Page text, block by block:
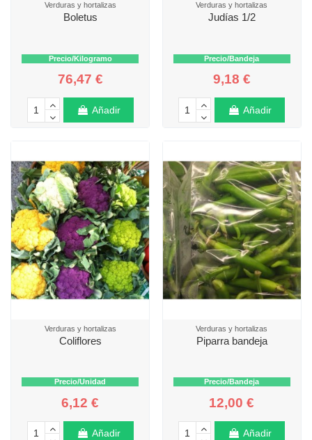
Verduras y hortalizas
Boletus
Precio/Kilogramo
76,47 €
Añadir
Verduras y hortalizas
Judías 1/2
Precio/Bandeja
9,18 €
Añadir
Verduras y hortalizas
Coliflores
Precio/Unidad
6,12 €
Añadir
Verduras y hortalizas
Piparra bandeja
Precio/Bandeja
12,00 €
Añadir